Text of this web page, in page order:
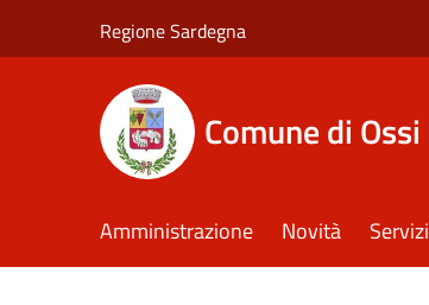
Regione Sardegna
Comune di Ossi
Amministrazione Novità Servizi